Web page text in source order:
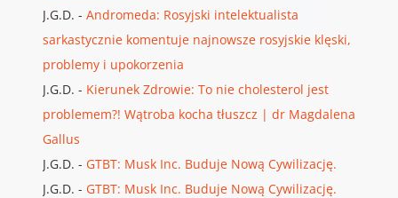
J.G.D. - Andromeda: Rosyjski intelektualista
sarkastycznie komentuje najnowsze rosyjskie klęski,
problemy i upokorzenia
J.G.D. - Kierunek Zdrowie: To nie cholesterol jest
problemem?! Wątroba kocha tłuszcz | dr Magdalena
Gallus
J.G.D. - GTBT: Musk Inc. Buduje Nową Cywilizację.
J.G.D. - GTBT: Musk Inc. Buduje Nową Cywilizację.